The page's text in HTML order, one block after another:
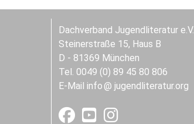
Dachverband Jugendliteratur e.V.
Steinerstraße 15, Haus B
D - 81369 München
Tel. 0049 (0) 89 45 80 806
E-Mail info jugendliteratur.org